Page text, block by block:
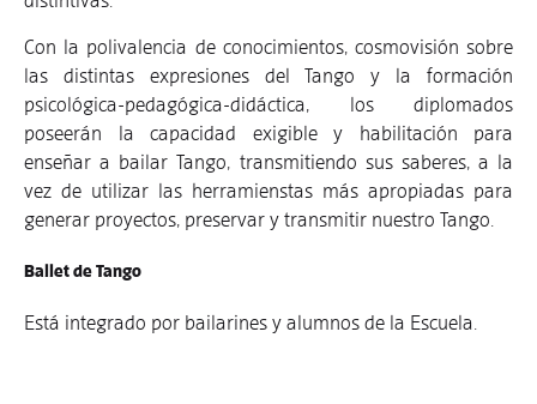
Con la polivalencia de conocimientos, cosmovisión sobre
las distintas expresiones del Tango y la formación
psicológica-pedagógica-didáctica, los diplomados
poseerán la capacidad exigible y habilitación para
enseñar a bailar Tango, transmitiendo sus saberes, a la
vez de utilizar las herramienstas más apropiadas para
generar proyectos, preservar y transmitir nuestro Tango.
Ballet de Tango
Está integrado por bailarines y alumnos de la Escuela.